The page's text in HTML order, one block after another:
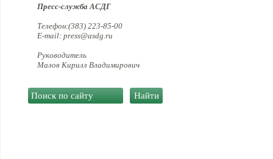
Пресс-служба АСДГ
Телефон:(383) 223-85-00
E-mail: press@asdg.ru
Руководитель
Малов Кирилл Владимирович